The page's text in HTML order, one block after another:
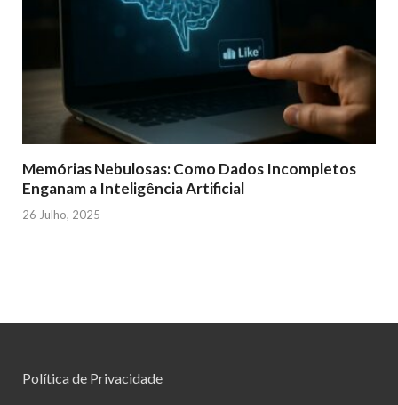
Memórias Nebulosas: Como Dados Incompletos
Enganam a Inteligência Artificial
26 Julho, 2025
Política de Privacidade